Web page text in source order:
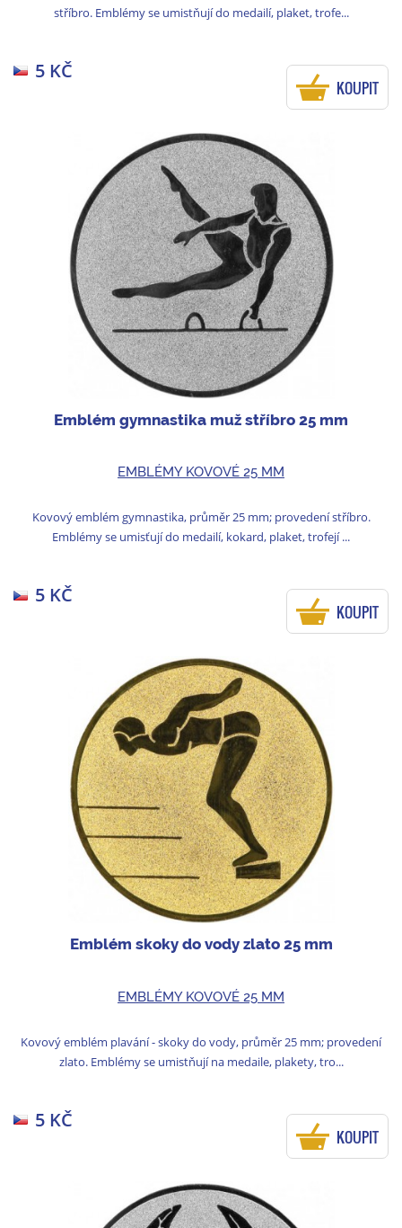
stříbro. Emblémy se umistňují do medailí, plaket, trofe...
5 KČ
KOUPIT
Emblém gymnastika muž stříbro 25 mm
EMBLÉMY KOVOVÉ 25 MM
Kovový emblém gymnastika, průměr 25 mm; provedení stříbro.
Emblémy se umisťují do medailí, kokard, plaket, trofejí ...
5 KČ
KOUPIT
Emblém skoky do vody zlato 25 mm
EMBLÉMY KOVOVÉ 25 MM
Kovový emblém plavání - skoky do vody, průměr 25 mm; provedení
zlato. Emblémy se umistňují na medaile, plakety, tro...
5 KČ
KOUPIT